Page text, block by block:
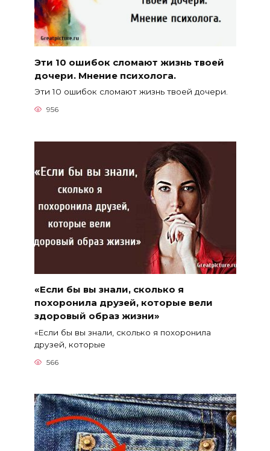
Эти 10 ошибок сломают жизнь твоей
дочери. Мнение психолога.
Эти 10 ошибок сломают жизнь твоей дочери.
956
«Если бы вы знали, сколько я
похоронила друзей, которые вели
здоровый образ жизни»
«Если бы вы знали, сколько я похоронила
друзей, которые
566